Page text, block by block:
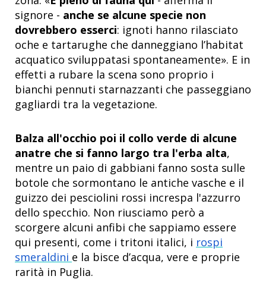
signore - anche se alcune specie non
dovrebbero esserci: ignoti hanno rilasciato
oche e tartarughe che danneggiano l’habitat
acquatico sviluppatasi spontaneamente». E in
effetti a rubare la scena sono proprio i
bianchi pennuti starnazzanti che passeggiano
gagliardi tra la vegetazione.
Balza all'occhio poi il collo verde di alcune
anatre che si fanno largo tra l'erba alta,
mentre un paio di gabbiani fanno sosta sulle
botole che sormontano le antiche vasche e il
guizzo dei pesciolini rossi increspa l'azzurro
dello specchio. Non riusciamo però a
scorgere alcuni anfibi che sappiamo essere
qui presenti, come i tritoni italici, i rospi
smeraldini e la bisce d’acqua, vere e proprie
rarità in Puglia.